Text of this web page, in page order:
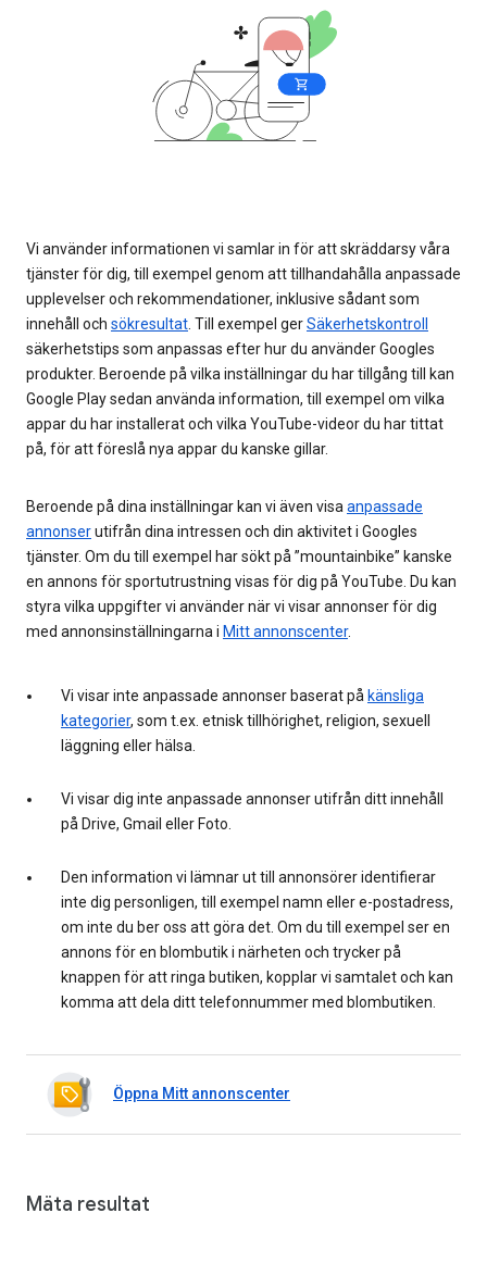
Vi använder informationen vi samlar in för att skräddarsy våra
tjänster för dig, till exempel genom att tillhandahålla anpassade
upplevelser och rekommendationer, inklusive sådant som
innehåll och sökresultat . Till exempel gerSäkerhetskontroll
säkerhetstips som anpassas efter hur du använder Googles
produkter. Beroende på vilka inställningar du har tillgång till kan
Google Play sedan använda information, till exempel om vilka
appar du har installerat och vilka YouTube-videor du har tittat
på, för att föreslå nya appar du kanske gillar.
Beroende på dina inställningar kan vi även visa anpassade
annonserutifrån dina intressen och din aktivitet i Googles
tjänster. Om du till exempel har sökt på ”mountainbike” kanske
en annons för sportutrustning visas för dig på YouTube. Du kan
styra vilka uppgifter vi använder när vi visar annonser för dig
med annonsinställningarna i Mitt annonscenter.
Vi visar inte anpassade annonser baserat på känsliga
kategorier, som t.ex. etnisk tillhörighet, religion, sexuell
läggning eller hälsa.
Vi visar dig inte anpassade annonser utifrån ditt innehåll
på Drive, Gmail eller Foto.
Den information vi lämnar ut till annonsörer identifierar
inte dig personligen, till exempel namn eller e-postadress,
om inte du ber oss att göra det. Om du till exempel ser en
annons för en blombutik i närheten och trycker på
knappen för att ringa butiken, kopplar vi samtalet och kan
komma att dela ditt telefonnummer med blombutiken.
Öppna Mitt annonscenter
Mäta resultat